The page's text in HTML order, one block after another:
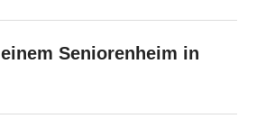
Seniorenheim in